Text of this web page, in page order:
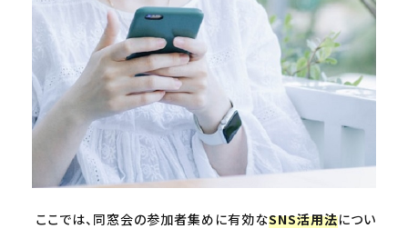
ここでは、同窓会の参加者集めに有効なSNS活用法につい